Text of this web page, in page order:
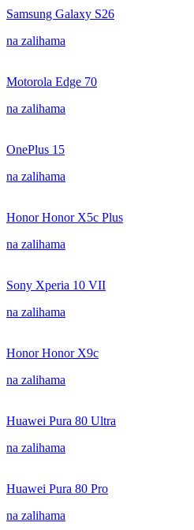
Samsung Galaxy S26
na zalihama
Motorola Edge 70
na zalihama
OnePlus 15
na zalihama
Honor Honor X5c Plus
na zalihama
Sony Xperia 10 VII
na zalihama
Honor Honor X9c
na zalihama
Huawei Pura 80 Ultra
na zalihama
Huawei Pura 80 Pro
na zalihama